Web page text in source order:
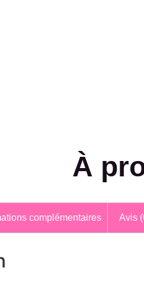
À
complémentaires Avis